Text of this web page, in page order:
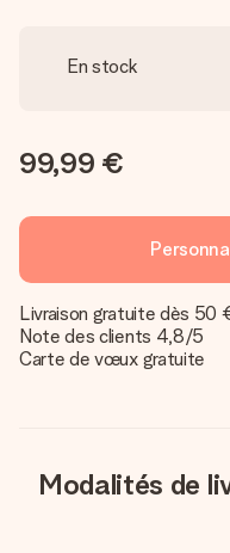
En stock
99,99 €
Livraison gratuite dès 50
Note des clients 4,8/5
Carte de vœux gratuite
Modalités de